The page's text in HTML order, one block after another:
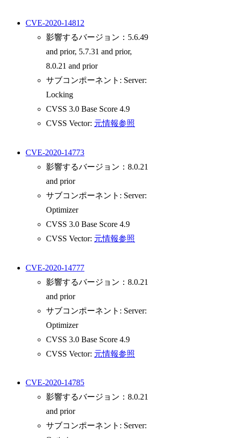
CVE-2020-14812
影響するバージョン：5.6.49
and prior, 5.7.31 and prior,
8.0.21 and prior
サブコンポーネント: Server:
Locking
CVSS 3.0 Base Score 4.9
CVSS Vector: 元情報参照
CVE-2020-14773
影響するバージョン：8.0.21
and prior
サブコンポーネント: Server:
Optimizer
CVSS 3.0 Base Score 4.9
CVSS Vector: 元情報参照
CVE-2020-14777
影響するバージョン：8.0.21
and prior
サブコンポーネント: Server:
Optimizer
CVSS 3.0 Base Score 4.9
CVSS Vector: 元情報参照
CVE-2020-14785
影響するバージョン：8.0.21
and prior
サブコンポーネント: Server: